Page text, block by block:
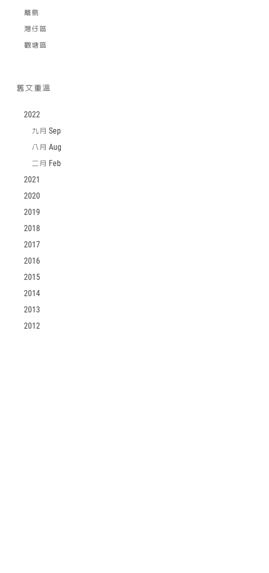
離島
灣仔區
觀塘區
舊文重溫
2022
九月 Sep
八月 Aug
二月 Feb
2021
2020
2019
2018
2017
2016
2015
2014
2013
2012